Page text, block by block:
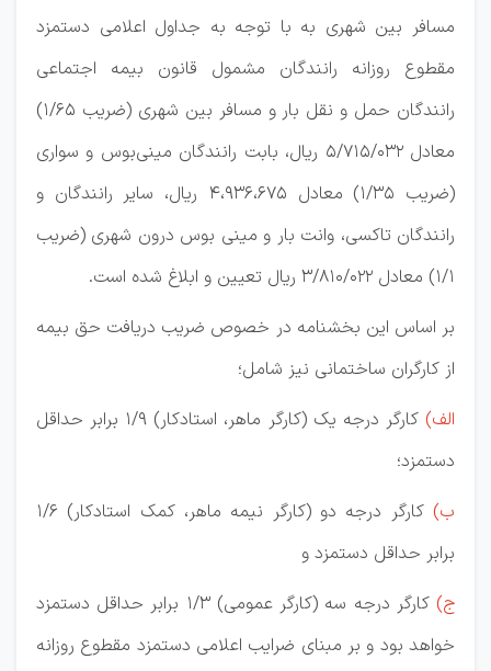
مسافر بین شهری به با توجه به جداول اعلامی دستمزد
مقطوع روزانه رانندگان مشمول قانون بیمه اجتماعی
رانندگان حمل و نقل بار و مسافر بین شهری (ضریب ۶۵‏‏‏‏‏‏/۱)
معادل ۰۳۲‏/۷۱۵‏/۵ ریال، بابت رانندگان مینی‌بوس و سواری
(ضریب ۳۵‏‏‏‏‏‏/۱) معادل ۹۳۶،۶۷۵‏،۴ ریال، سایر رانندگان و
رانندگان تاکسی، وانت بار و مینی بوس درون شهری (ضریب
۱‏‏‏‏‏/۱) معادل ۰۲۲‏/۸۱۰‏/۳ ریال تعیین و ابلاغ شده است.
بر اساس این بخشنامه در خصوص ضریب دریافت حق بیمه
از کارگران ساختمانی نیز شامل؛
الف)‏‏
کارگر درجه یک (کارگر ماهر، استادکار) ۹‏‏/۱ برابر حداقل
دستمزد؛
ب)
کارگر درجه دو (کارگر نیمه ماهر، کمک استادکار) ۶‏‏/۱
برابر حداقل دستمزد و
ج)‏‏
کارگر درجه سه (کارگر عمومی) ۳‏‏/۱ برابر حداقل دستمزد
خواهد بود و بر مبنای ضرایب اعلامی دستمزد مقطوع روزانه